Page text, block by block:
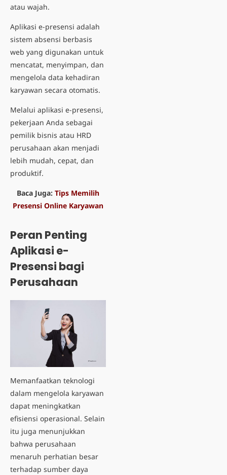
atau wajah.
Aplikasi e-presensi adalah
sistem absensi berbasis
web yang digunakan untuk
mencatat, menyimpan, dan
mengelola data kehadiran
karyawan secara otomatis.
Melalui aplikasi e-presensi,
pekerjaan Anda sebagai
pemilik bisnis atau HRD
perusahaan akan menjadi
lebih mudah, cepat, dan
produktif.
Baca Juga: Tips Memilih
Presensi Online Karyawan
Peran Penting
Aplikasi e-
Presensi bagi
Perusahaan
Memanfaatkan teknologi
dalam mengelola karyawan
dapat meningkatkan
efisiensi operasional. Selain
itu juga menunjukkan
bahwa perusahaan
menaruh perhatian besar
terhadap sumber daya